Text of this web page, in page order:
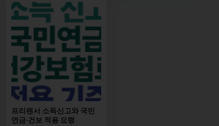
프리랜서 소득신고와 국민
연금·건보 적용 요령